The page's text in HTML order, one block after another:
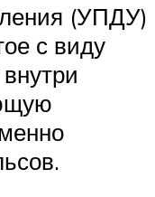
(УПДУ)
с виду